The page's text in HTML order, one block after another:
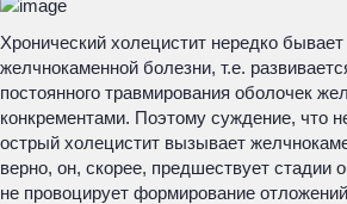
Хронический холецистит нередко
желчнокаменной болезни, т.е.
постоянного травмирования оболочек
конкрементами. Поэтому суждение, что
острый холецистит вызывает
верно, он, скорее, предшествует стадии
не провоцирует формирование